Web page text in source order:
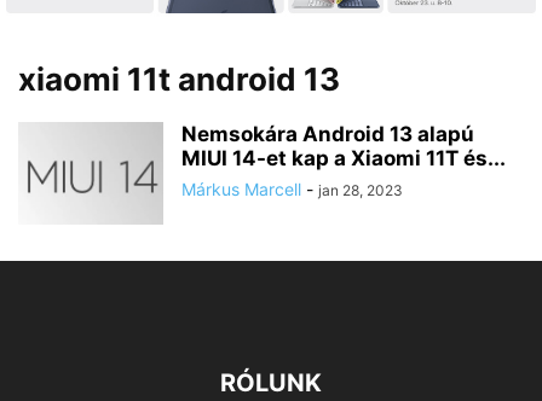
xiaomi 11t android 13
Nemsokára Android 13 alapú
MIUI 14-et kap a Xiaomi 11T és...
Márkus Marcell - jan 28, 2023
RÓLUNK